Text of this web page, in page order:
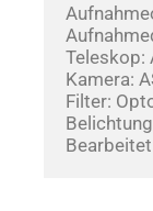
Teleskop:
Kamera:
Filter: